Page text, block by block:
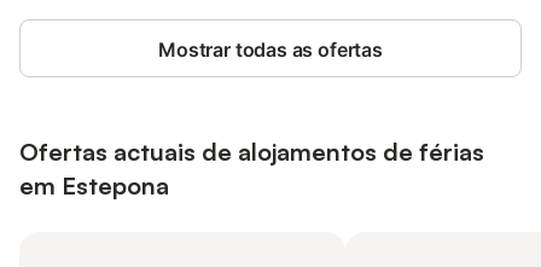
Mostrar todas as ofertas
Ofertas actuais de alojamentos de férias
em Estepona